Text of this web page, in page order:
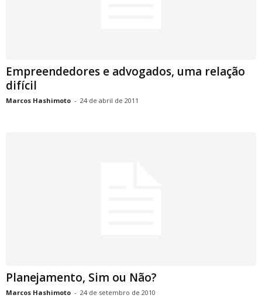
Empreendedores e advogados, uma relação
difícil
Marcos Hashimoto - 24 de abril de 2011
Planejamento, Sim ou Não?
Marcos Hashimoto - 24 de setembro de 2010